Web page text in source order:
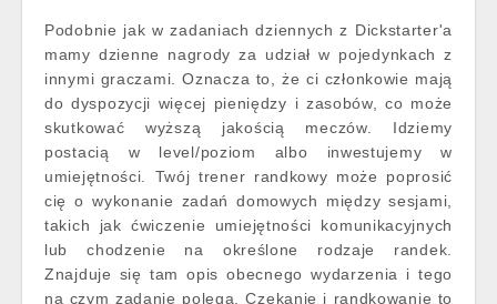
Podobnie jak w zadaniach dziennych z Dickstarter'a
mamy dzienne nagrody za udział w pojedynkach z
innymi graczami. Oznacza to, że ci członkowie mają
do dyspozycji więcej pieniędzy i zasobów, co może
skutkować wyższą jakością meczów. Idziemy
postacią w level/poziom albo inwestujemy w
umiejętności. Twój trener randkowy może poprosić
cię o wykonanie zadań domowych między sesjami,
takich jak ćwiczenie umiejętności komunikacyjnych
lub chodzenie na określone rodzaje randek.
Znajduje się tam opis obecnego wydarzenia i tego
na czym zadanie polega. Czekanie i randkowanie to